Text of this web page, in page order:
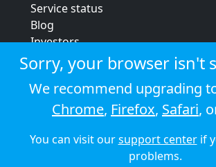
Service status
Blog
Investors
Strategic review
Terms & conditions
Privacy policy
Cookie policy
© 2026 Audioboom
Sorry, your browser isn't
We recommend upgrading
Chrome, Firefox, Safari,
You can visit oursupport centerif
problems.